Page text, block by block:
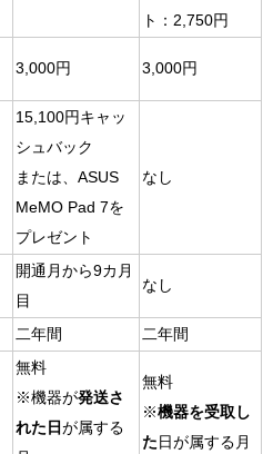
ト：2,750円
3,000円 3,000円
15,100円キャッ
シュバック
または、ASUS
MeMO Pad 7を
プレゼント
なし
開通月から9カ月
目
なし
二年間 二年間
無料
※機器が発送さ
れた日 が属する
無料
※機器を受取し
た 日が属する月